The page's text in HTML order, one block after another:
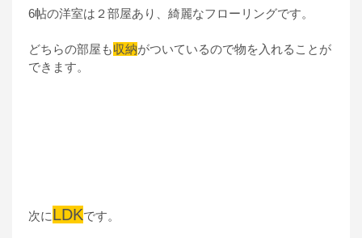
6帖の洋室は２部屋あり、綺麗なフローリングです。
どちらの部屋も収納がついているので物を入れることが
できます。
次にLDKです。